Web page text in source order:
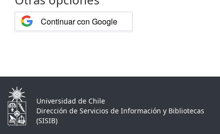
Continuar con Google
Universidad de Chile
Dirección de Servicios de Información y Bibliotecas
(SISIB)